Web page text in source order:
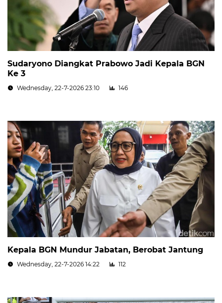
Sudaryono Diangkat Prabowo Jadi Kepala BGN
Ke 3
Wednesday, 22-7-2026 23:10 146
Kepala BGN Mundur Jabatan, Berobat Jantung
Wednesday, 22-7-2026 14:22 112